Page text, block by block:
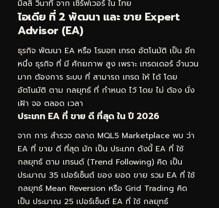
มิลลิ วินาที จาก เซิร์ฟเวอร์ ใน ไทย
ไอเดีย ที่ 2 พัฒนา และ ขาย Expert
Advisor (EA)
ธุรกิจ พัฒนา EA หรือ โรบอท เทรด อัตโนมัติ เป็น อีก
หนึ่ง ธุรกิจ ที่ มี ศักยภาพ สูง เพราะ เทรดเดอร์ จำนวน
มาก ต้องการ ระบบ ที่ สามารถ เทรด ให้ ได้ โดย
อัตโนมัติ ตาม กลยุทธ์ ที่ กำหนด ไว้ โดย ไม่ ต้อง นั่ง
เฝ้า จอ ตลอด เวลา
ประเภท EA ที่ ขาย ดี ที่สุด ใน ปี 2026
จาก การ สำรวจ ตลาด MQL5 Marketplace พบ ว่า
EA ที่ ขาย ดี ที่สุด มัก เป็น ประเภท ดังนี้ EA ที่ ใช้
กลยุทธ์ ตาม เทรนด์ (Trend Following) คิด เป็น
ประมาณ 35 เปอร์เซ็นต์ ของ ยอด ขาย รวม EA ที่ ใช้
กลยุทธ์ Mean Reversion หรือ Grid Trading คิด
เป็น ประมาณ 25 เปอร์เซ็นต์ EA ที่ ใช้ กลยุทธ์